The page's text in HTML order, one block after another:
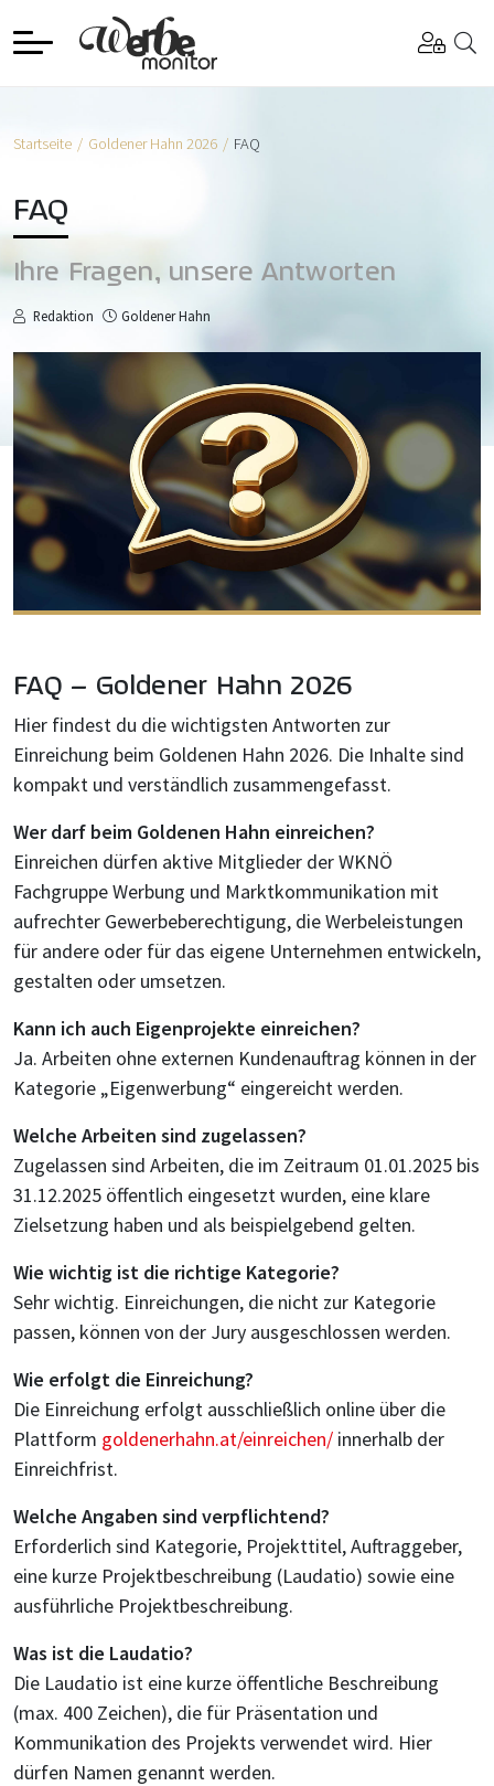
Startseite Goldener Hahn 2026 FAQ
FAQ
Ihre Fragen, unsere Antworten
Redaktion Goldener Hahn
FAQ – Goldener Hahn 2026
Hier findest du die wichtigsten Antworten zur
Einreichung beim Goldenen Hahn 2026. Die Inhalte sind
kompakt und verständlich zusammengefasst.
Wer darf beim Goldenen Hahn einreichen?
Einreichen dürfen aktive Mitglieder der WKNÖ
Fachgruppe Werbung und Marktkommunikation mit
aufrechter Gewerbeberechtigung, die Werbeleistungen
für andere oder für das eigene Unternehmen entwickeln,
gestalten oder umsetzen.
Kann ich auch Eigenprojekte einreichen?
Ja. Arbeiten ohne externen Kundenauftrag können in der
Kategorie „Eigenwerbung“ eingereicht werden.
Welche Arbeiten sind zugelassen?
Zugelassen sind Arbeiten, die im Zeitraum 01.01.2025 bis
31.12.2025 öffentlich eingesetzt wurden, eine klare
Zielsetzung haben und als beispielgebend gelten.
Wie wichtig ist die richtige Kategorie?
Sehr wichtig. Einreichungen, die nicht zur Kategorie
passen, können von der Jury ausgeschlossen werden.
Wie erfolgt die Einreichung?
Die Einreichung erfolgt ausschließlich online über die
Plattform goldenerhahn.at/einreichen/ innerhalb der
Einreichfrist.
Welche Angaben sind verpflichtend?
Erforderlich sind Kategorie, Projekttitel, Auftraggeber,
eine kurze Projektbeschreibung (Laudatio) sowie eine
ausführliche Projektbeschreibung.
Was ist die Laudatio?
Die Laudatio ist eine kurze öffentliche Beschreibung
(max. 400 Zeichen), die für Präsentation und
Kommunikation des Projekts verwendet wird. Hier
dürfen Namen genannt werden.